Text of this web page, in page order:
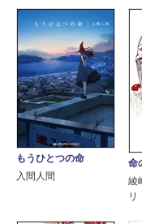
もうひとつの命
入間人間
命
綾
リ